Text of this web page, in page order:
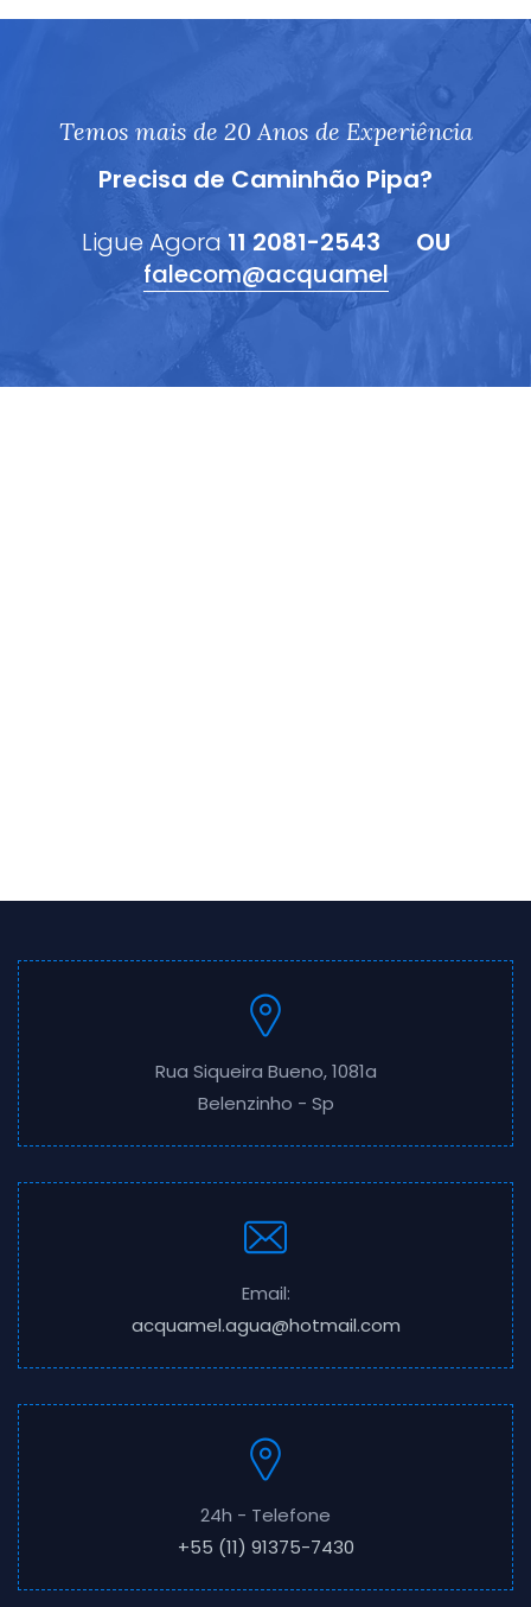
Temos mais de 20 Anos de Experiência
Precisa de Caminhão Pipa?
Ligue Agora 11 2081-2543
OU
falecom@acquamel
Rua Siqueira Bueno, 1081a
Belenzinho - Sp
Email:
acquamel.agua@hotmail.com
24h - Telefone
+55 (11) 91375-7430